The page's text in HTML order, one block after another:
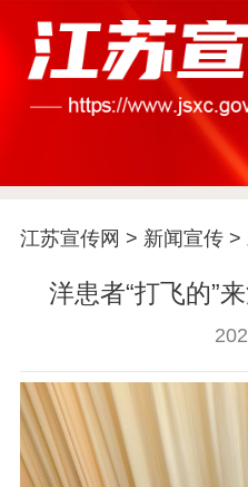
江苏宣传网 > 新闻宣传>
洋患者“打飞的”